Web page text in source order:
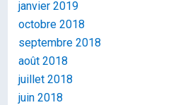
janvier 2019
octobre 2018
septembre 2018
août 2018
juillet 2018
juin 2018